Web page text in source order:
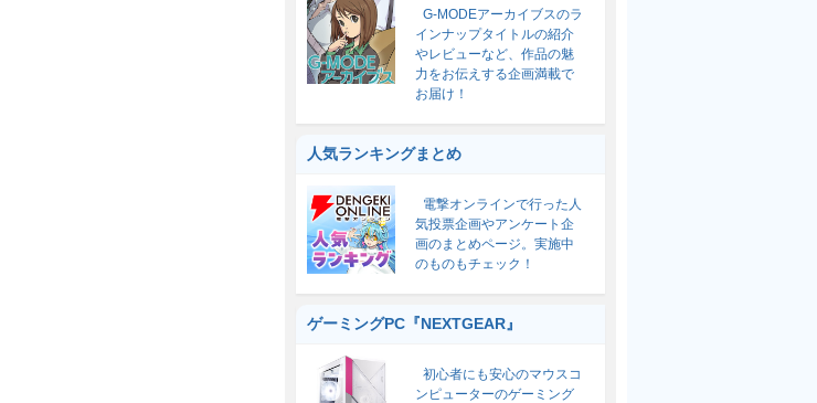
G-MODEアーカイブスのラ
インナップタイトルの紹介
やレビューなど、作品の魅
力をお伝えする企画満載で
お届け！
人気ランキングまとめ
電撃オンラインで行った人
気投票企画やアンケート企
画のまとめページ。実施中
のものもチェック！
ゲーミングPC『NEXTGEAR』
初心者にも安心のマウスコ
ンピューターのゲーミング